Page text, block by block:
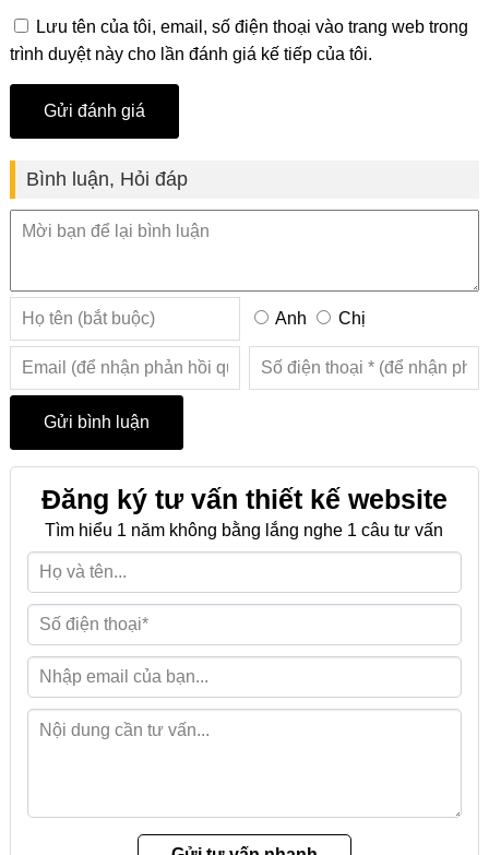
Lưu tên của tôi, email, số điện thoại vào trang web trong
trình duyệt này cho lần đánh giá kế tiếp của tôi.
Bình luận, Hỏi đáp
Anh Chị
Đăng ký tư vấn thiết kế website
Tìm hiểu 1 năm không bằng lắng nghe 1 câu tư vấn